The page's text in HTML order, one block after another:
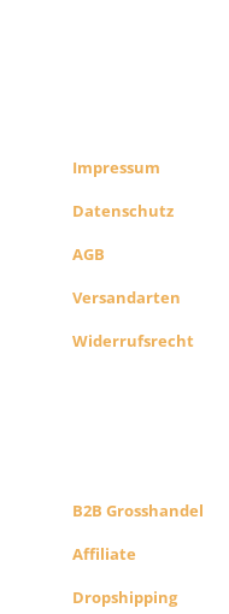
Impressum
Datenschutz
AGB
Versandarten
Widerrufsrecht
B2B Grosshandel
Affiliate
Dropshipping